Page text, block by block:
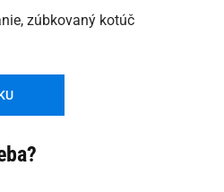
zúbkovaný kotúč